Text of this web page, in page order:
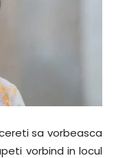
sa vorbeasca
vorbind in locul